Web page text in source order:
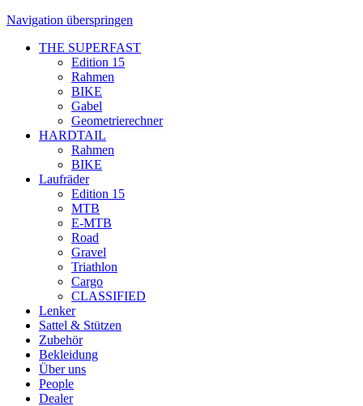
Navigation überspringen
THE SUPERFAST
Edition 15
Rahmen
BIKE
Gabel
Geometrierechner
HARDTAIL
Rahmen
BIKE
Laufräder
Edition 15
MTB
E-MTB
Road
Gravel
Triathlon
Cargo
CLASSIFIED
Lenker
Sattel & Stützen
Zubehör
Bekleidung
Über uns
People
Dealer